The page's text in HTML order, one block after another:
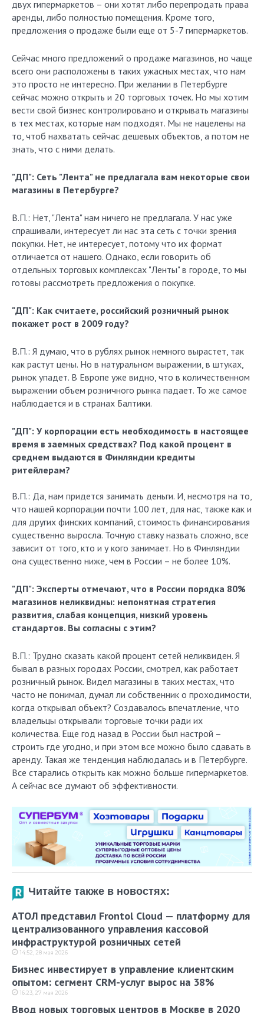
двух гипермаркетов – они хотят либо перепродать права
аренды, либо полностью помещения. Кроме того,
предложения о продаже были еще от 5-7 гипермаркетов.
Сейчас много предложений о продаже магазинов, но чаще
всего они расположены в таких ужасных местах, что нам
это просто не интересно. При желании в Петербурге
сейчас можно открыть и 20 торговых точек. Но мы хотим
вести свой бизнес контролировано и открывать магазины
в тех местах, которые нам подходят. Мы не нацелены на
то, чтоб нахватать сейчас дешевых объектов, а потом не
знать, что с ними делать.
"ДП": Сеть "Лента" не предлагала вам некоторые свои
магазины в Петербурге?
В.П.: Нет, "Лента" нам ничего не предлагала. У нас уже
спрашивали, интересует ли нас эта сеть с точки зрения
покупки. Нет, не интересует, потому что их формат
отличается от нашего. Однако, если говорить об
отдельных торговых комплексах "Ленты" в городе, то мы
готовы рассмотреть предложения о покупке.
"ДП": Как считаете, российский розничный рынок
покажет рост в 2009 году?
В.П.: Я думаю, что в рублях рынок немного вырастет, так
как растут цены. Но в натуральном выражении, в штуках,
рынок упадет. В Европе уже видно, что в количественном
выражении объем розничного рынка падает. То же самое
наблюдается и в странах Балтики.
"ДП": У корпорации есть необходимость в настоящее
время в заемных средствах? Под какой процент в
среднем выдаются в Финляндии кредиты
ритейлерам?
В.П.: Да, нам придется занимать деньги. И, несмотря на то,
что нашей корпорации почти 100 лет, для нас, также как и
для других финских компаний, стоимость финансирования
существенно выросла. Точную ставку назвать сложно, все
зависит от того, кто и у кого занимает. Но в Финляндии
она существенно ниже, чем в России – не более 10%.
"ДП": Эксперты отмечают, что в России порядка 80%
магазинов неликвидны: непонятная стратегия
развития, слабая концепция, низкий уровень
стандартов. Вы согласны с этим?
В.П.: Трудно сказать какой процент сетей неликвиден. Я
бывал в разных городах России, смотрел, как работает
розничный рынок. Видел магазины в таких местах, что
часто не понимал, думал ли собственник о проходимости,
когда открывал объект? Создавалось впечатление, что
владельцы открывали торговые точки ради их
количества. Еще год назад в России был настрой –
строить где угодно, и при этом все можно было сдавать в
аренду. Такая же тенденция наблюдалась и в Петербурге.
Все старались открыть как можно больше гипермаркетов.
А сейчас все думают об эффективности.
Читайте также в новостях:
АТОЛ представил Frontol Cloud — платформу для
централизованного управления кассовой
инфраструктурой розничных сетей
14:52, 28 мая 2026
Бизнес инвестирует в управление клиентским
опытом: сегмент CRM-услуг вырос на 38%
16:23, 27 мая 2026
Ввод новых торговых центров в Москве в 2020